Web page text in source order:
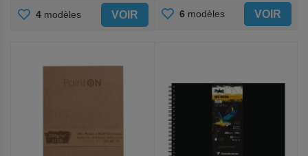
AJOUTER
4 modèles VOIR AJOUTER
6 modèles VOIR